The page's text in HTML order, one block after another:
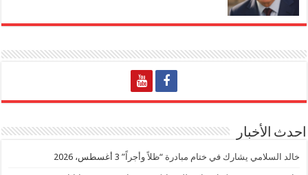
احدث الأخبار
خالد السلامي يشارك في ختام مبادرة “ظلاً وأجراً” 3 أغسطس، 2026